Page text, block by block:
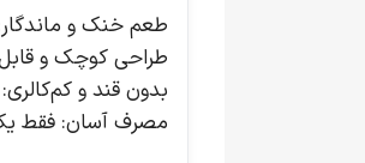
طعم خنک و
طراحی کوچک و
بدون قند و کم‌کالری:
مصرف آسان: فقط